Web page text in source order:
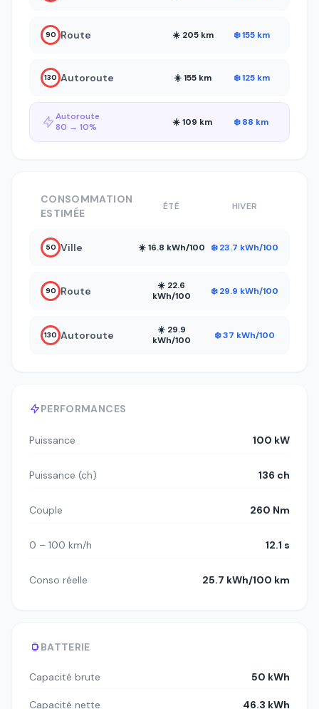
90 Route ☀️ 205 km ❄️ 155 km
130 Autoroute ☀️ 155 km ❄️ 125 km
Autoroute
80 → 10%
☀️ 109 km ❄️ 88 km
PERFORMANCES
Puissance 100 kW
Puissance (ch) 136 ch
Couple 260 Nm
0 – 100 km/h 12.1 s
Conso réelle 25.7 kWh/100 km
BATTERIE
Capacité brute 50 kWh
Capacité nette 46.3 kWh
CONSOMMATION
ESTIMÉE
ÉTÉ HIVER
50 Ville ☀️ 16.8 kWh/100 ❄️ 23.7 kWh/100
90 Route
☀️ 22.6
kWh/100
❄️ 29.9 kWh/100
130 Autoroute
☀️ 29.9
kWh/100
❄️ 37 kWh/100